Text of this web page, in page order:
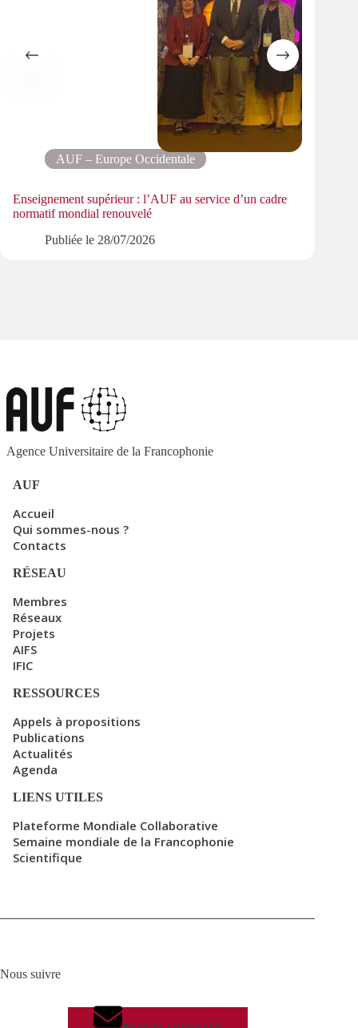
AUF – Europe Occidentale
Enseignement supérieur : l’AUF au service d’un cadre
normatif mondial renouvelé
Publiée le 28/07/2026
Agence Universitaire de la Francophonie
AUF
Accueil
Qui sommes-nous ?
Contacts
RÉSEAU
Membres
Réseaux
Projets
AIFS
IFIC
RESSOURCES
Appels à propositions
Publications
Actualités
Agenda
LIENS UTILES
Plateforme Mondiale Collaborative
Semaine mondiale de la Francophonie
Scientifique
Nous suivre